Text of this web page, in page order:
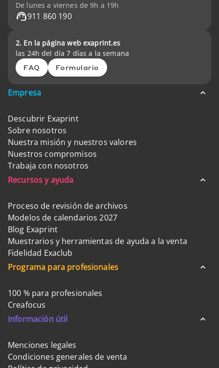
De lunes a viernes de 9h a 19h
911 860 190
2. En la página web exaprint.es
las 24h del día 7 días a la semana
FAQ Formulario
Empresa
Descubrir Exaprint
Sobre nosotros
Nuestra misión y nuestros valores
Nuestros compromisos
Trabaja con nosotros
Recursos y ayuda
Proceso de revisión de archivos
Modelos de calendarios 2027
Blog Exaprint
Muestrarios y herramientas de ayuda a la venta
Fidelidad Exaclub
Programa para profesionales
100 % para profesionales
Creafocus
Información útil
Menciones legales
Condiciones generales de venta